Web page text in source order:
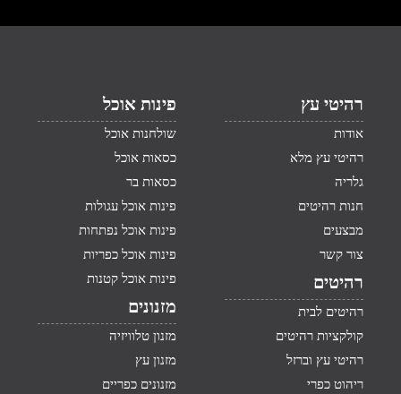
רהיטי עץ
אודות
רהיטי עץ מלא
גלריה
חנות רהיטים
מבצעים
צור קשר
רהיטים
רהיטים לבית
קולקציות רהיטים
רהיטי עץ וברזל
ריהוט כפרי
פינות אוכל
שולחנות אוכל
כסאות אוכל
כסאות בר
פינות אוכל עגולות
פינות אוכל נפתחות
פינות אוכל כפריות
פינות אוכל קטנות
מזנונים
מזנון טלוויזיה
מזנון עץ
מזנונים כפריים